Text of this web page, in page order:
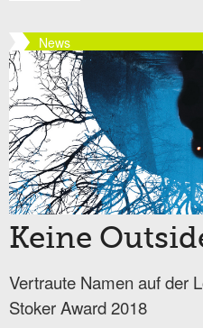
News
Keine
Vertraute Namen auf der
Stoker Award 2018